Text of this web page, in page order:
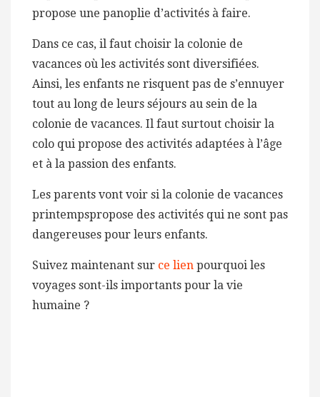
propose une panoplie d’activités à faire.
Dans ce cas, il faut choisir la colonie de
vacances où les activités sont diversifiées.
Ainsi, les enfants ne risquent pas de s’ennuyer
tout au long de leurs séjours au sein de la
colonie de vacances. Il faut surtout choisir la
colo qui propose des activités adaptées à l’âge
et à la passion des enfants.
Les parents vont voir si la colonie de vacances
printempspropose des activités qui ne sont pas
dangereuses pour leurs enfants.
Suivez maintenant sur ce lien pourquoi les
voyages sont-ils importants pour la vie
humaine ?